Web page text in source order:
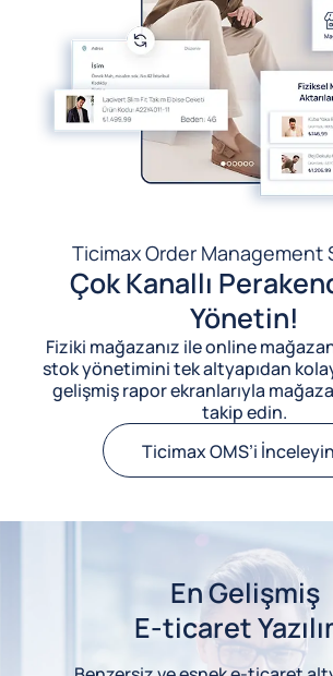
Ticimax Order Management
Çok Kanallı
Yönetin!
Fiziki mağazanız ile online
stok yönetimini tek altyapıdan
gelişmiş rapor ekranlarıyla
takip edin.
Ticimax OMS’i İnceleyin
En Gelişmiş
E-ticaret